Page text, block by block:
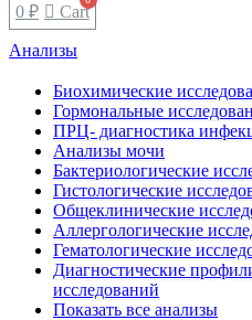
0 ₽ Cart
Анализы
Биохимические
Гормональные
ПРЦ- диагностика
Анализы мочи
Бактериологические
Гистологические
Общеклинические
Аллергологические
Гематологические
Диагностические
исследований
Показать все анализы